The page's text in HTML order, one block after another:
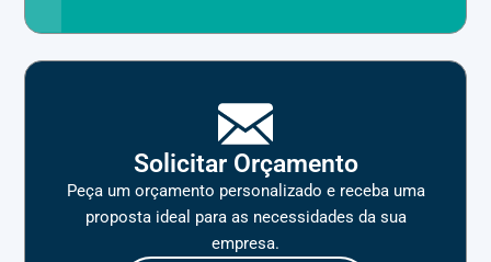
Solicitar Orçamento
Peça um orçamento personalizado e receba uma
proposta ideal para as necessidades da sua
empresa.